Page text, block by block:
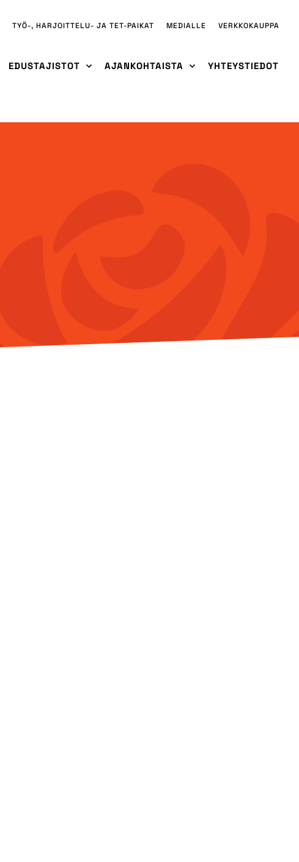
TYÖ-, HARJOITTELU- JA TET-PAIKAT MEDIALLE VERKKOKAUPPA
EDUSTAJISTOT AJANKOHTAISTA YHTEYSTIEDOT